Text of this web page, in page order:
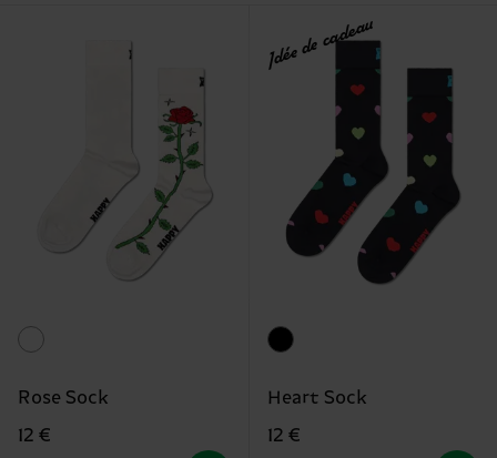
Rose Sock
12 €
Idée de cadeau
Heart Sock
12 €